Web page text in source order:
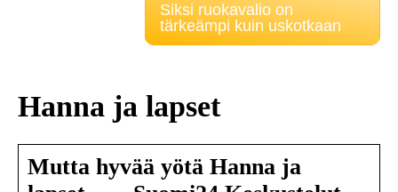
Siksi ruokavalio on
tärkeämpi kuin uskotkaan
Hanna ja lapset
Mutta hyvää yötä Hanna ja